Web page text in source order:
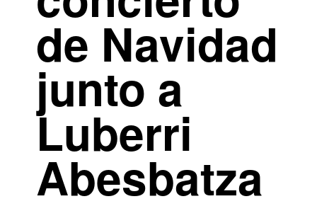
de Navidad
junto a
Luberri
Abesbatza